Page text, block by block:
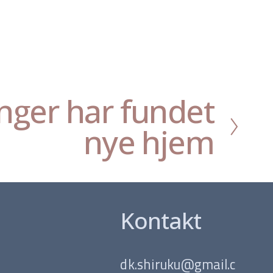
har fundet
nye hjem
Kontakt
dk.shiruku@gmail.c